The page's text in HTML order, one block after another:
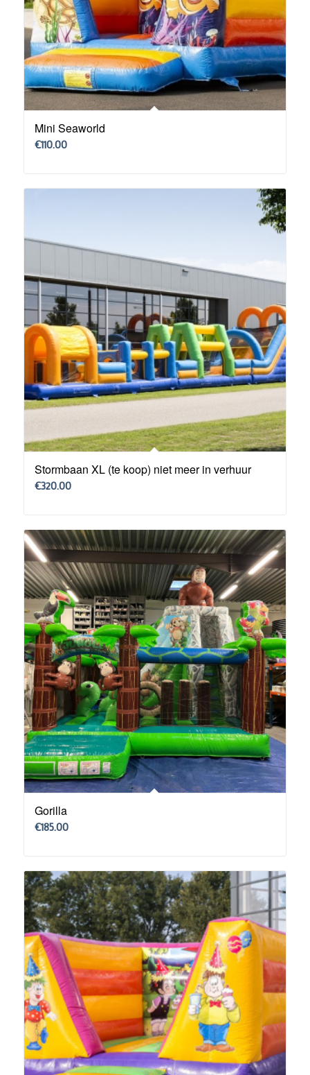
Mini Seaworld
€110.00
Stormbaan XL (te koop) niet meer in verhuur
€320.00
Gorilla
€185.00